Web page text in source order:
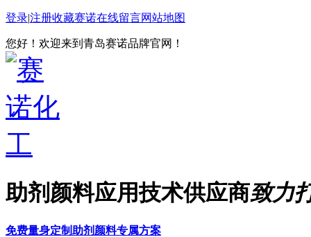
登录|注册收藏赛诺在线留言网站地图
您好！欢迎来到青岛赛诺品牌官网！
助剂颜料应用技术供应商致力
免费量身定制助剂颜料专属方案